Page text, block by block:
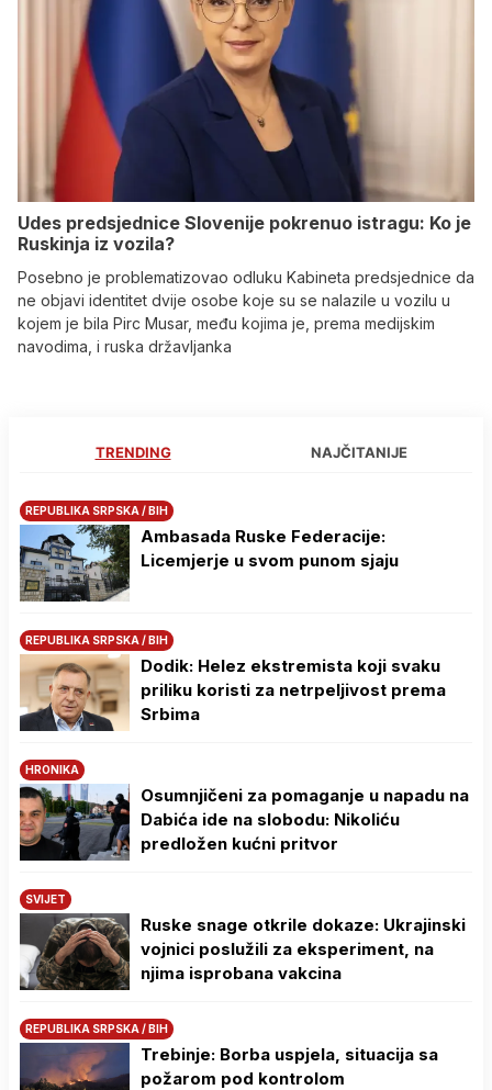
Udes predsjednice Slovenije pokrenuo istragu: Ko je
Ruskinja iz vozila?
Posebno je problematizovao odluku Kabineta predsjednice da
ne objavi identitet dvije osobe koje su se nalazile u vozilu u
kojem je bila Pirc Musar, među kojima je, prema medijskim
navodima, i ruska državljanka
TRENDING NAJČITANIJE
REPUBLIKA SRPSKA / BIH
Ambasada Ruske Federacije:
Licemjerje u svom punom sjaju
REPUBLIKA SRPSKA / BIH
Dodik: Helez ekstremista koji svaku
priliku koristi za netrpeljivost prema
Srbima
HRONIKA
Osumnjičeni za pomaganje u napadu na
Dabića ide na slobodu: Nikoliću
predložen kućni pritvor
SVIJET
Ruske snage otkrile dokaze: Ukrajinski
vojnici poslužili za eksperiment, na
njima isprobana vakcina
REPUBLIKA SRPSKA / BIH
Trebinje: Borba uspjela, situacija sa
požarom pod kontrolom